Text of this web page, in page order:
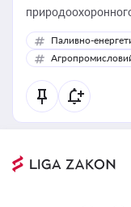
Паливно-